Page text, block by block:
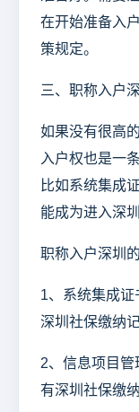
在开始准备入
策规定。
三、职称入户深
如果没有很高
入户权也是一
比如系统集成
能成为进入深
职称入户深圳
1、系统集成
深圳社保缴纳
2、信息项目管
有深圳社保缴